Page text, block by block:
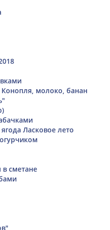
молоко, банан
Ласковое лето
сметане